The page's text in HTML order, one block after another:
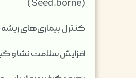
(Seed-borne)
کنترل بیماری‌های
افزایش سلامت نشا و